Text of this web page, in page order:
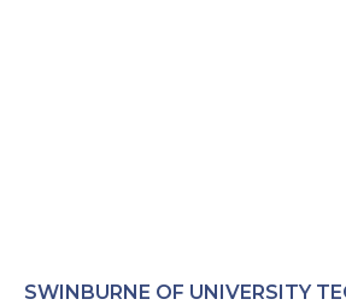
SWINBURNE OF UNIVERSITY